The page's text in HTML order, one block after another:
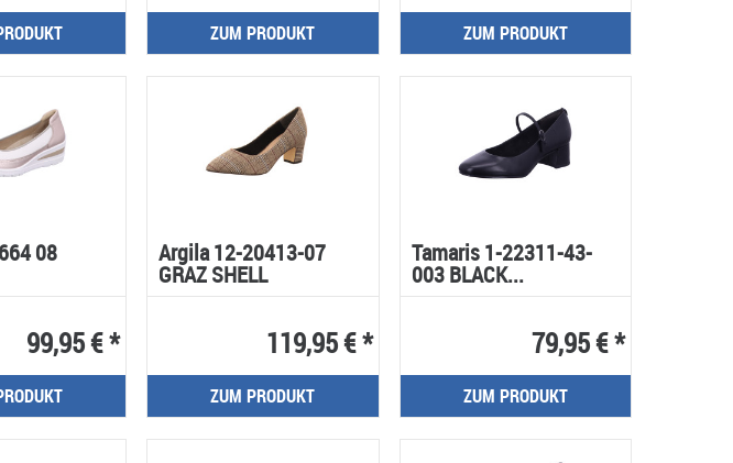
ZUM PRODUKT ZUM PRODUKT
08
99,95 € *
Argila 12-20413-07
GRAZ SHELL
119,95 € *
ZUM PRODUKT
Tamaris 1-22311-43-
003 BLACK...
79,95 € *
ZUM PRODUKT